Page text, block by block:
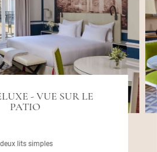
- VUE SUR LE
PATIO
lits simples